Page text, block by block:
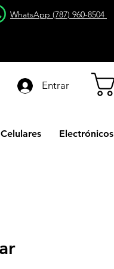
WhatsApp (787) 960-8504
Entrar
Celulares Electrónicos